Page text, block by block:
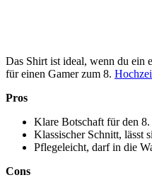
Das Shirt ist ideal, wenn du ein
für einen Gamer zum 8.
Pros
Klare Botschaft für den 8.
Klassischer Schnitt, lässt
Pflegeleicht, darf in die
Cons